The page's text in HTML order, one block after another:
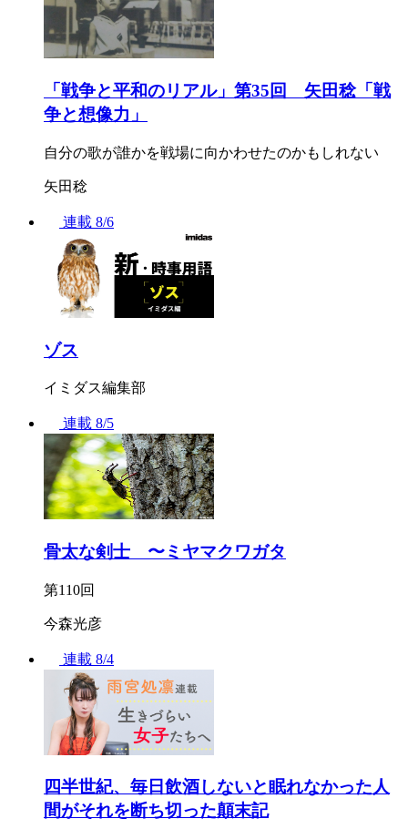
「戦争と平和のリアル」第35回 矢田稔「戦
争と想像力」
自分の歌が誰かを戦場に向かわせたのかもしれない
矢田稔
連載 8/6
ゾス
イミダス編集部
連載 8/5
骨太な剣士 〜ミヤマクワガタ
第110回
今森光彦
連載 8/4
四半世紀、毎日飲酒しないと眠れなかった人
間がそれを断ち切った顛末記